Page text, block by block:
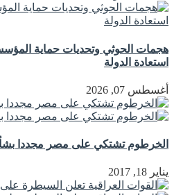
هجمات الحوثي وتحديات حماية
استعادة الدولة
أغسطس 07, 2026
الخرطوم تشتكي على مصر مجددا
يناير 18, 2017